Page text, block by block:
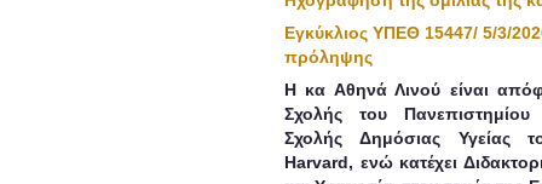
Εγκύκλιος ΥΠΕΘ 15447/ 5/3/
πρόληψης
Η κα Αθηνά Λινού είναι
Σχολής του
Σχολής Δημόσιας Υγείας
Harvard, ενώ κατέχει